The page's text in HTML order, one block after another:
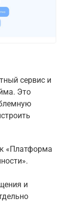
сервис и
Это
«Платформа
и